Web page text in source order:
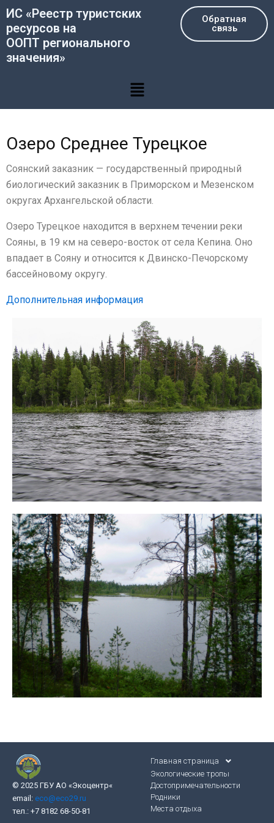
Перейти
содержимому
ИС «Реестр туристских
ресурсов на
ООПТ регионального
значения»
Обратная
связь
Меню
Озеро Среднее Турецкое
Соянский заказник — государственный природный
биологический заказник в Приморском и Мезенском
округах Архангельской области.
Озеро Турецкое находится в верхнем течении реки
Сояны, в 19 км на северо-восток от села Кепина. Оно
впадает в Сояну и относится к Двинско-Печорскому
бассейновому округу.
Дополнительная информация
© 2025 ГБУ АО «Экоцентр«
email: eco@eco29.ru
тел.: +7 8182 68-50-81
Главная страница
Экологические тропы
Достопримечательности
Родники
Места отдыха